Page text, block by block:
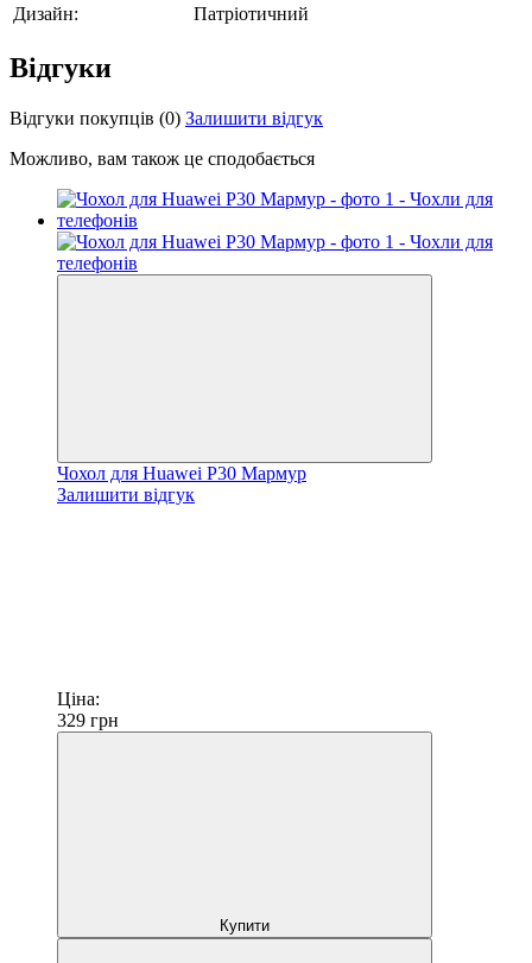
Дизайн:
Патріотичний
Відгуки
Відгуки покупців (0) Залишити відгук
Можливо, вам також це сподобається
Чохол для Huawei P30 Мармур
Залишити відгук
Ціна:
329 грн
Купити